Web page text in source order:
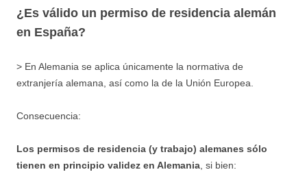
¿Es válido un permiso de residencia alemán
en España?
> En Alemania se aplica únicamente la normativa de
extranjería alemana, así como la de la Unión Europea.
Consecuencia:
Los permisos de residencia (y trabajo) alemanes sólo
tienen en principio validez en Alemania , si bien: